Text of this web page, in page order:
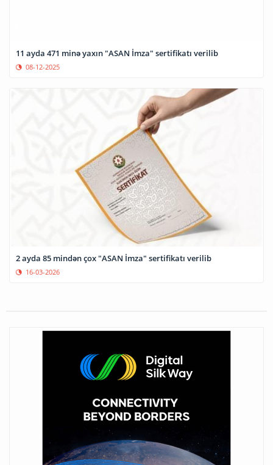
11 ayda 471 minə yaxın "ASAN İmza" sertifikatı verilib
08-12-2025
2 ayda 85 mindən çox "ASAN İmza" sertifikatı verilib
16-03-2026